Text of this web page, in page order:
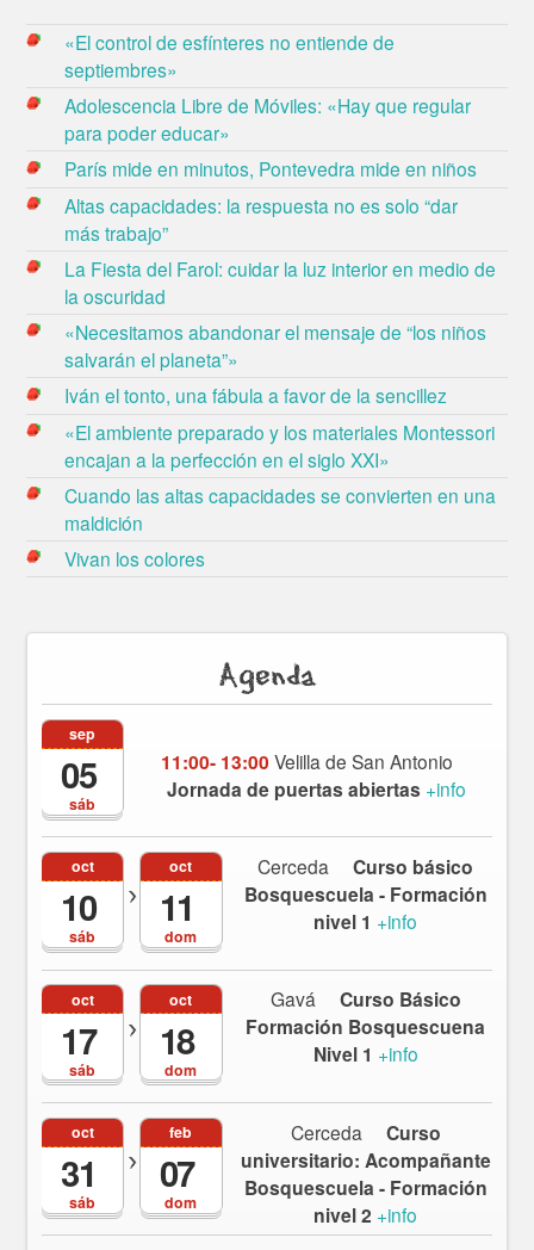
«El control de esfínteres no entiende de
septiembres»
Adolescencia Libre de Móviles: «Hay que regular
para poder educar»
París mide en minutos, Pontevedra mide en niños
Altas capacidades: la respuesta no es solo “dar
más trabajo”
La Fiesta del Farol: cuidar la luz interior en medio de
la oscuridad
«Necesitamos abandonar el mensaje de “los niños
salvarán el planeta”»
Iván el tonto, una fábula a favor de la sencillez
«El ambiente preparado y los materiales Montessori
encajan a la perfección en el siglo XXI»
Cuando las altas capacidades se convierten en una
maldición
Vivan los colores
Agenda
sáb
sep
05 11:00- 13:00 Velilla de San Antonio
Jornada de puertas abiertas +info
sáb
oct
10
dom
oct
11
Cerceda
Curso básico
Bosquescuela - Formación
nivel 1 +info
sáb
oct
17
dom
oct
18
Gavá
Curso Básico
Formación Bosquescuena
Nivel 1 +info
sáb
oct
31
dom
feb
07
Cerceda
Curso
universitario: Acompañante
Bosquescuela - Formación
nivel 2 +info